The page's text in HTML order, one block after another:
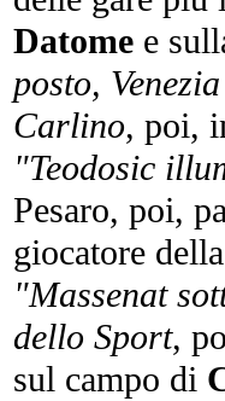
Datome e
posto,
Carlino, poi,
"Teodosic
Pesaro, poi,
giocatore della
"Massenat
dello Sport,
sul campo di